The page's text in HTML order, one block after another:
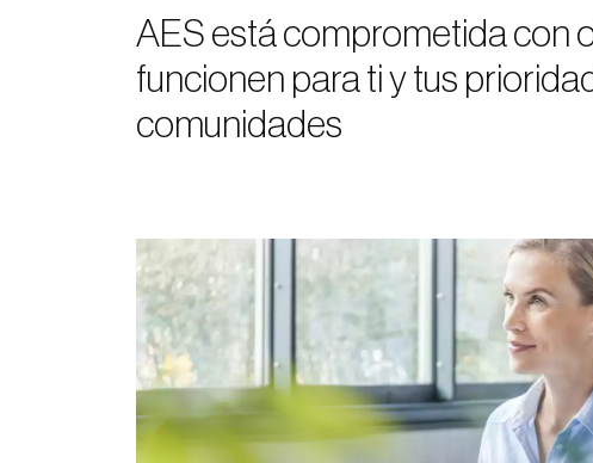
AES está comprometida con
funcionen para ti y tus
comunidades